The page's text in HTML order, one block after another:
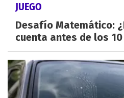
JUEGO
Desafío Matemático:
cuenta antes de los